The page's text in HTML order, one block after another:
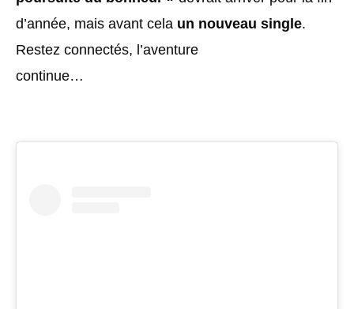
d’année, mais avant cela un nouveau single.
Restez connectés, l’aventure
continue…